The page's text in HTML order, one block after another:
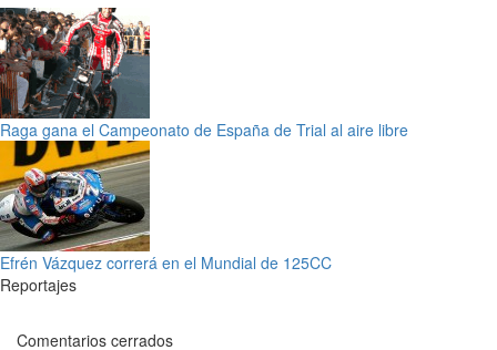
Raga gana el Campeonato de España de Trial al aire libre
Efrén Vázquez correrá en el Mundial de 125CC
Reportajes
Comentarios cerrados